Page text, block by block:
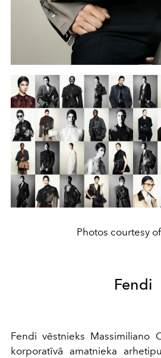
Photos courtesy
Fendi
Fendi vēstnieks Massimiliano
korporatīvā amatnieka